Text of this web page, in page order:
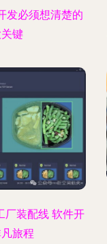
发必须想清楚的
键
厂装配线 软件开
旅程